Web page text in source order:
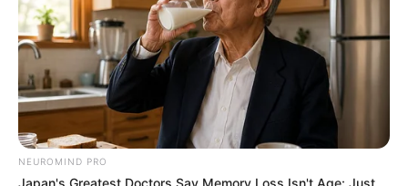
PEC 14: o que acontece com quinquênio,
triênio e sexta-parte na aposentadoria?
DESTAQUES DO MÊS
Prefeitura realiza a maior entrega de
NEUROMIND PRO
Japan's Greatest Doctors Say Memory Loss Isn't Age: Just